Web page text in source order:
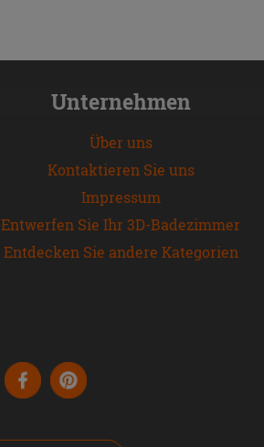
Unternehmen
Über uns
Kontaktieren Sie uns
Impressum
Entwerfen Sie Ihr 3D-Badezimmer
Entdecken Sie andere Kategorien